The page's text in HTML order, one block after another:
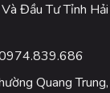
Đầu Tư Tỉnh Hải
Quang Trung,